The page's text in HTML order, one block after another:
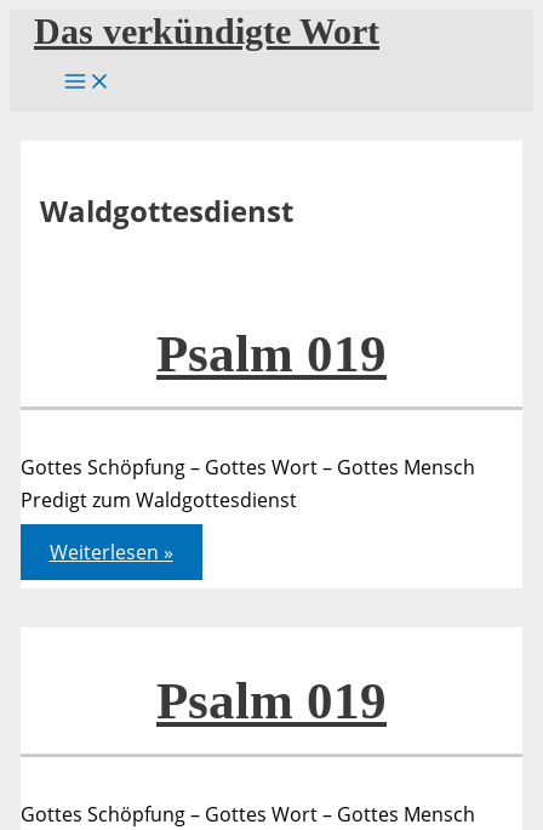
Zum
Inhalt
springen
Das verkündigte Wort
Waldgottesdienst
Psalm 019
Gottes Schöpfung – Gottes Wort – Gottes Mensch
Predigt zum Waldgottesdienst
Psalm
019
Weiterlesen »
Psalm 019
Gottes Schöpfung – Gottes Wort – Gottes Mensch